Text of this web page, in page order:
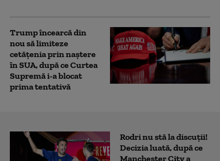
Trump încearcă din
nou să limiteze
cetățenia prin naștere
în SUA, după ce Curtea
Supremă i-a blocat
prima tentativă
Rodri nu stă la discuții!
Decizia luată, după ce
Manchester City a